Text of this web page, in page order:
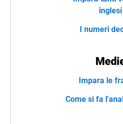
inglesi
I numeri
Impara le
Come si fa